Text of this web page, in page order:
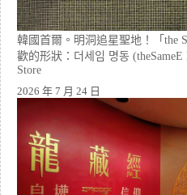
韓國首爾。明洞追星聖地！「the
歡的形狀：더세임 명동 (theSameE
Store
2026 年 7 月 24 日